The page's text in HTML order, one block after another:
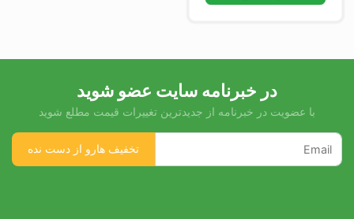
در خبرنامه سایت عضو شوید
با عضویت در خبرنامه از جدیدترین تغییرات قیمت مطلع شوید